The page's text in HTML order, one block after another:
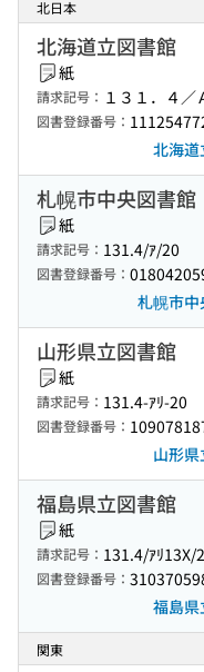
北日本
北海道立図書館
紙
請求記号： １３１．４／
図書登録番号：
北海
札幌市中央図書館
紙
請求記号： 131.4/ｱ/20
図書登録番号：
札幌市
山形県立図書館
紙
請求記号： 131.4-ｱﾘ-20
図書登録番号：
山形
福島県立図書館
紙
請求記号： 131.4/ｱﾘ13X/
図書登録番号：
福島
関東